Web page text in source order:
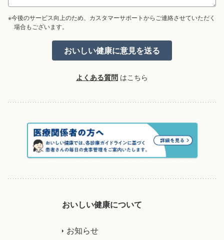
※今後のサービス向上のため、カスタマーサポートからご連絡させていただく
場合もございます。
よくある質問 はこちら
おいしい健康について
お知らせ